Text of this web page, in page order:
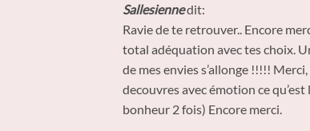
Sallesiennedit:
Ravie de te retrouver.. Encore
total adéquation avec tes choix.
de mes envies s’allonge !!!!!
decouvres avec émotion ce
bonheur 2 fois) Encore merci.